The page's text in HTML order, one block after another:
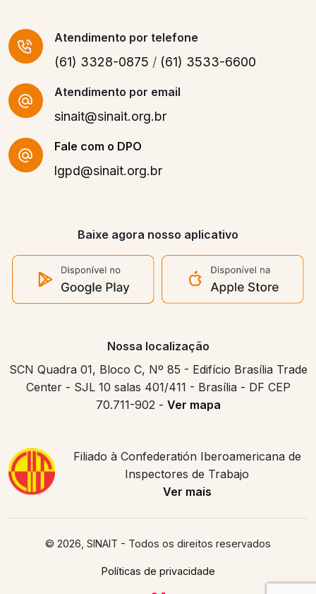
Atendimento por telefone
(61) 3328-0875 / (61) 3533-6600
Atendimento por email
sinait@sinait.org.br
Fale com o DPO
lgpd@sinait.org.br
Baixe agora nosso aplicativo
Nossa localização
SCN Quadra 01, Bloco C, Nº 85 - Edifício Brasília Trade
Center - SJL 10 salas 401/411 - Brasília - DF CEP
70.711-902 - Ver mapa
Filiado à Confederatión Iberoamericana de
Inspectores de Trabajo
Ver mais
© 2026, SINAIT - Todos os direitos reservados
Políticas de privacidade